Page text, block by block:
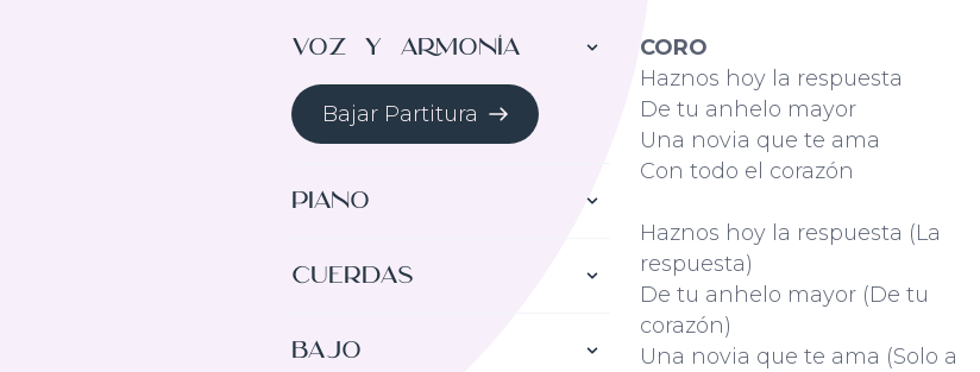
Voz y Armonía
Bajar Partitura
Piano
Bajar Partitura
Cuerdas
Bajar Partitura
Bajo
CORO
Haznos hoy la respuesta
De tu anhelo mayor
Una novia que te ama
Con todo el corazón
Haznos hoy la respuesta (La
respuesta)
De tu anhelo mayor (De tu
corazón)
Una novia que te ama (Solo a